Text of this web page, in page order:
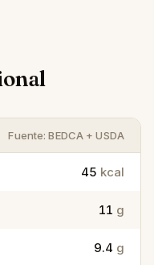
Fuente: BEDCA + USDA
45 kcal
11 g
9.4 g